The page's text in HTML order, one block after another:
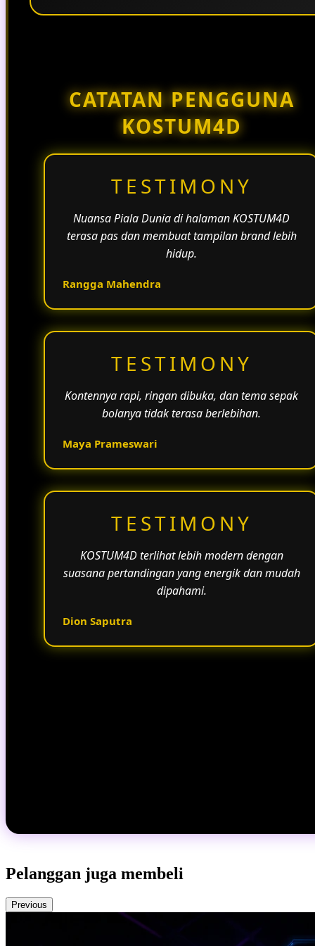
CATATAN PENGGUNA
KOSTUM4D
TESTIMONY
Nuansa Piala Dunia di halaman KOSTUM4D
terasa pas dan membuat tampilan brand lebih
hidup.
Rangga Mahendra
TESTIMONY
Kontennya rapi, ringan dibuka, dan tema sepak
bolanya tidak terasa berlebihan.
Maya Prameswari
TESTIMONY
KOSTUM4D terlihat lebih modern dengan
suasana pertandingan yang energik dan mudah
dipahami.
Dion Saputra
Pelanggan juga membeli
Previous